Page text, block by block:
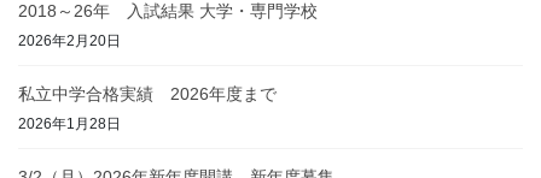
2018～26年 入試結果 大学・専門学校
2026年2月20日
私立中学合格実績 2026年度まで
2026年1月28日